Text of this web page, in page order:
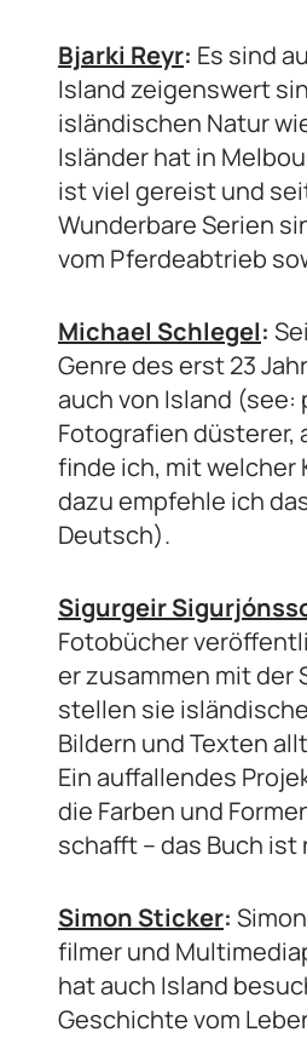
Bjarki Reyr: Es sind
Island zeigenswert
isländischen Natur
Isländer hat in
ist viel gereist und
Wunderbare Serien
vom Pferdeabtrieb
Michael Schlegel:
Genre des erst 23
auch von Island
Fotografien düsterer,
finde ich, mit welcher
dazu empfehle ich
Deutsch).
Sigurgeir
Fotobücher
er zusammen mit der
stellen sie
Bildern und Texten
Ein auffallendes
die Farben und
schafft – das Buch
Simon Sticker:
filmer und
hat auch Island
Geschichte vom